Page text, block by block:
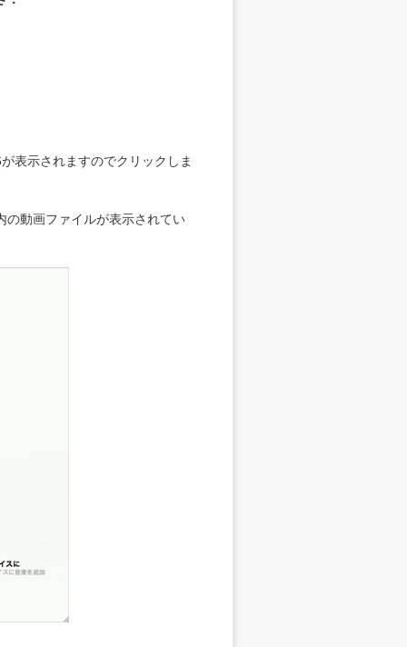
表示されますのでクリックしま
の動画ファイルが表示されてい